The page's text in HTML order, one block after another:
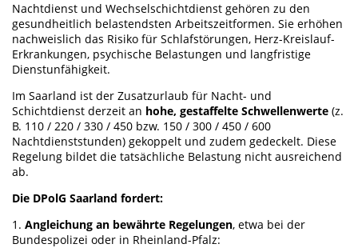
Nachtdienst und Wechselschichtdienst gehören zu den
gesundheitlich belastendsten Arbeitszeitformen. Sie erhöhen
nachweislich das Risiko für Schlafstörungen, Herz-Kreislauf-
Erkrankungen, psychische Belastungen und langfristige
Dienstunfähigkeit.
Im Saarland ist der Zusatzurlaub für Nacht- und
Schichtdienst derzeit an hohe, gestaffelte Schwellenwerte (z.
B. 110 / 220 / 330 / 450 bzw. 150 / 300 / 450 / 600
Nachtdienststunden) gekoppelt und zudem gedeckelt. Diese
Regelung bildet die tatsächliche Belastung nicht ausreichend
ab.
Die DPolG Saarland fordert:
1. Angleichung an bewährte Regelungen, etwa bei der
Bundespolizei oder in Rheinland-Pfalz: